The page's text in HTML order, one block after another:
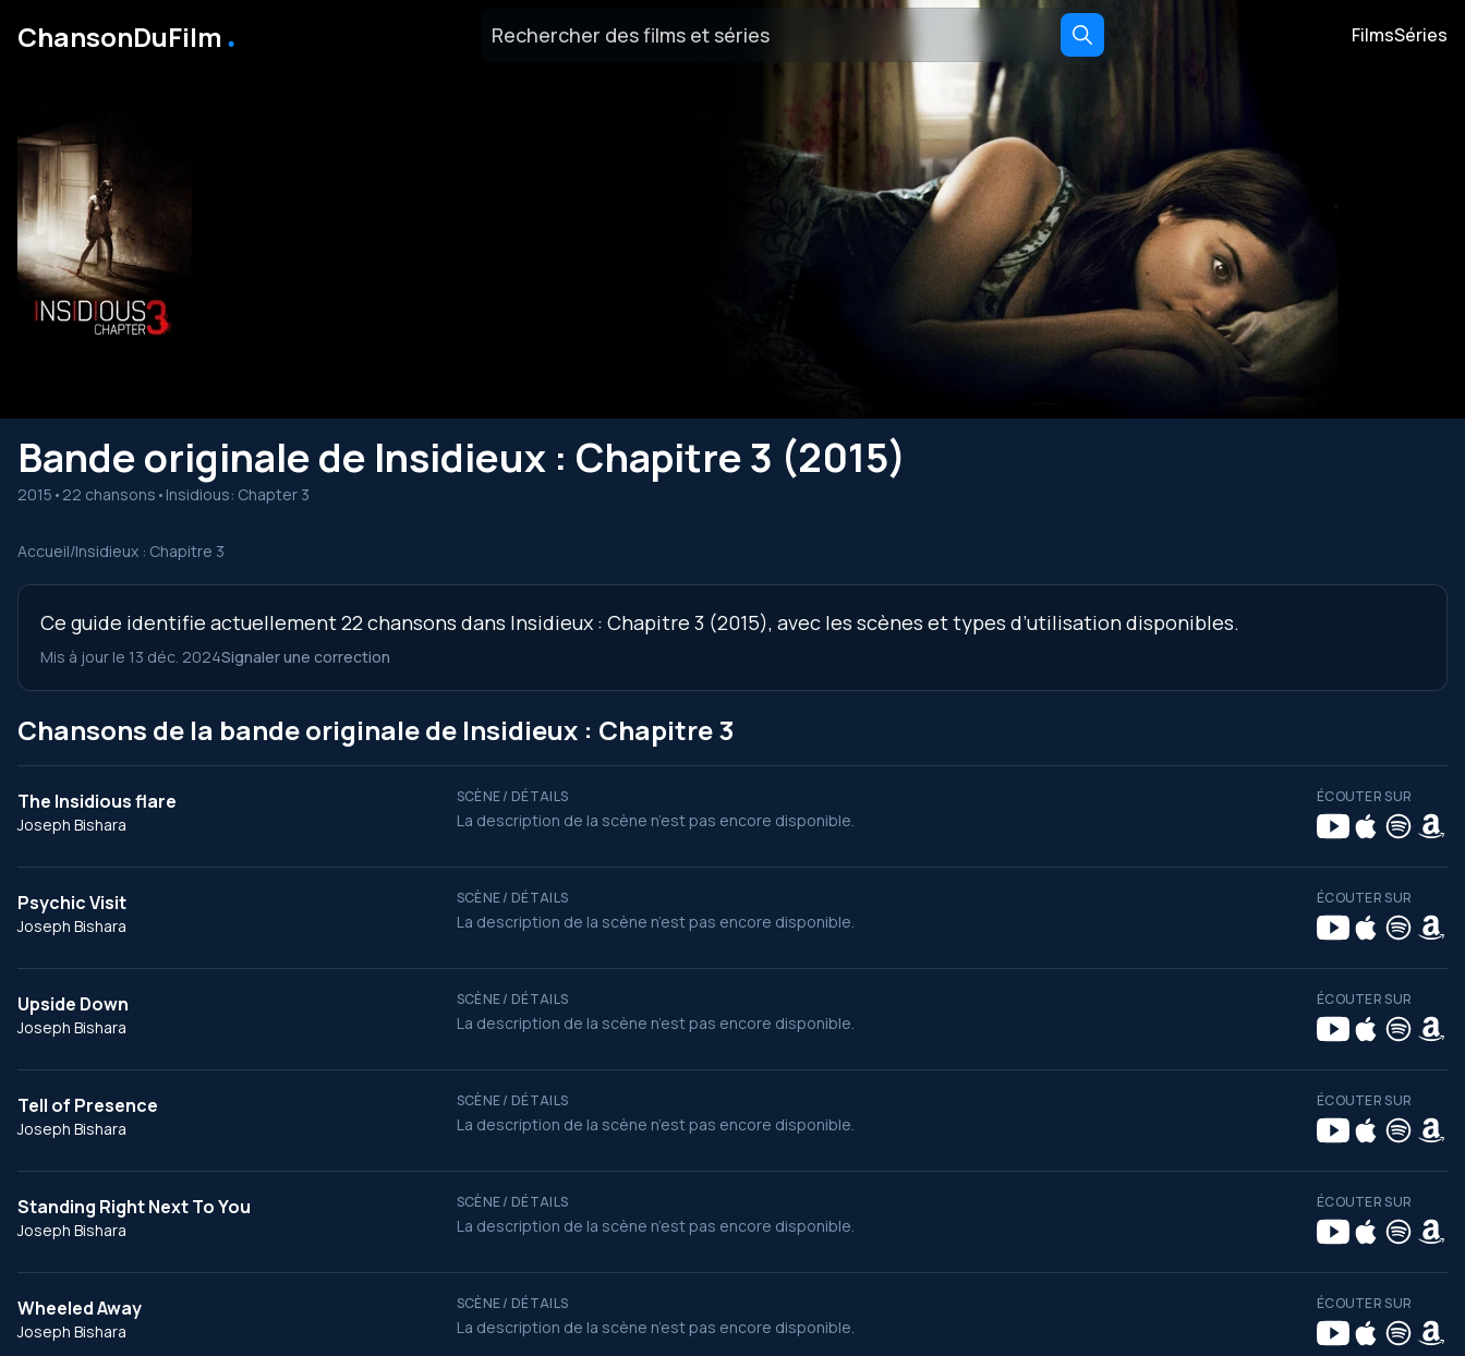
ChansonDuFilm ․ FilmsSéries
Bande originale de Insidieux : Chapitre 3 (2015)
2015 • 22 chansons • Insidious: Chapter 3
Accueil/Insidieux : Chapitre 3
Ce guide identifie actuellement 22 chansons dans Insidieux : Chapitre 3 (2015), avec les scènes et types d’utilisation disponibles.
Mis à jour le 13 déc. 2024Signaler une correction
Chansons de la bande originale de Insidieux : Chapitre 3
The Insidious flare
Joseph Bishara
SCÈNE / DÉTAILS
La description de la scène n’est pas encore disponible.
ÉCOUTER SUR
Psychic Visit
Joseph Bishara
SCÈNE / DÉTAILS
La description de la scène n’est pas encore disponible.
ÉCOUTER SUR
Upside Down
Joseph Bishara
SCÈNE / DÉTAILS
La description de la scène n’est pas encore disponible.
ÉCOUTER SUR
Tell of Presence
Joseph Bishara
SCÈNE / DÉTAILS
La description de la scène n’est pas encore disponible.
ÉCOUTER SUR
Standing Right Next To You
Joseph Bishara
SCÈNE / DÉTAILS
La description de la scène n’est pas encore disponible.
ÉCOUTER SUR
Wheeled Away
Joseph Bishara
SCÈNE / DÉTAILS
La description de la scène n’est pas encore disponible.
ÉCOUTER SUR